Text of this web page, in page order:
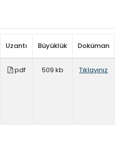
Uzantı Büyüklük Doküman
pdf 509 kb Tıklayınız